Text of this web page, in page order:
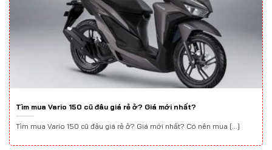
Tìm mua Vario 150 cũ đâu giá rẻ ở? Giá mới nhất?
Tìm mua Vario 150 cũ đâu giá rẻ ở? Giá mới nhất? Có nên mua [...]